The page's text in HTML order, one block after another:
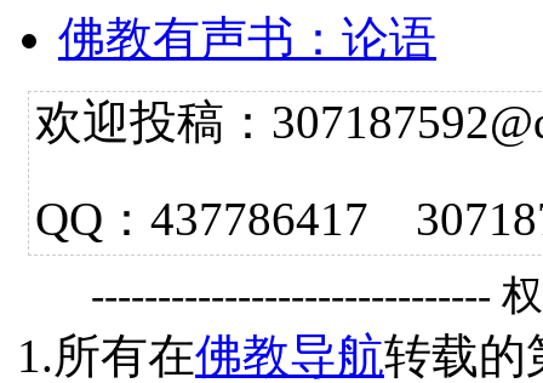
佛教有声书：论语
欢迎投稿：
QQ：437786417
------------------------------
1.所有在佛教导航转载的